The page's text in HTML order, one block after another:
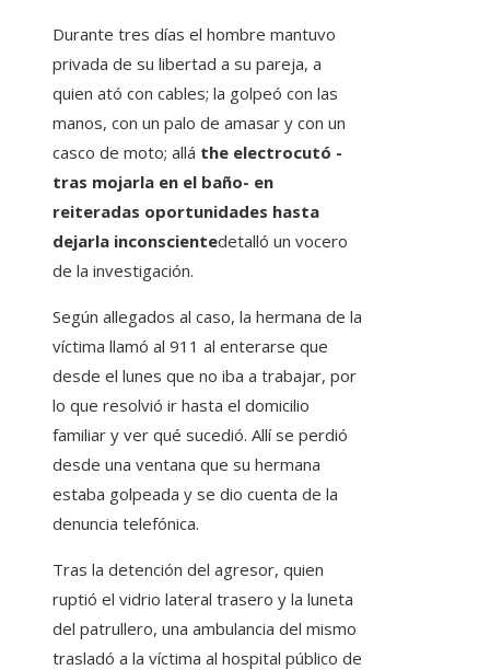
Durante tres días el hombre mantuvo
privada de su libertad a su pareja, a
quien ató con cables; la golpeó con las
manos, con un palo de amasar y con un
casco de moto; allá the electrocutó -
tras mojarla en el baño- en
reiteradas oportunidades hasta
dejarla inconscientedetalló un vocero
de la investigación.
Según allegados al caso, la hermana de la
víctima llamó al 911 al enterarse que
desde el lunes que no iba a trabajar, por
lo que resolvió ir hasta el domicilio
familiar y ver qué sucedió. Allí se perdió
desde una ventana que su hermana
estaba golpeada y se dio cuenta de la
denuncia telefónica.
Tras la detención del agresor, quien
ruptió el vidrio lateral trasero y la luneta
del patrullero, una ambulancia del mismo
trasladó a la víctima al hospital público de